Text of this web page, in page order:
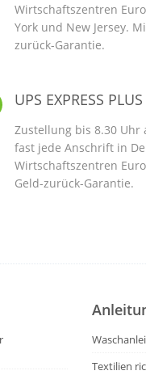
Wirtschaftszentren
York und New Jersey.
zurück-Garantie.
UPS EXPRESS PLUS
Zustellung bis 8.30 Uhr
fast jede Anschrift in
Wirtschaftszentren
Geld-zurück-Garantie.
Textilien